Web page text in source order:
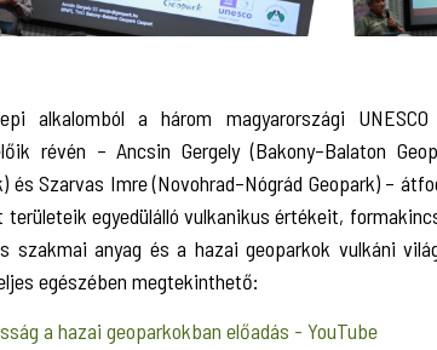
alkalomból a három magyarországi
révén – Ancsin Gergely (Bakony–Balaton
és Szarvas Imre (Novohrad–Nógrád Geopark) –
területeik egyedülálló vulkanikus értékeit,
szakmai anyag és a hazai geoparkok vulkáni
egészében megtekinthető:
a hazai geoparkokban előadás - YouTube